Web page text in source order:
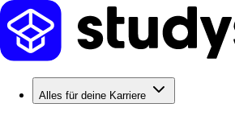
Alles für deine Karriere